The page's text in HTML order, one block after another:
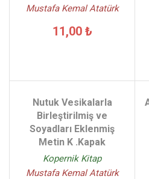
Mustafa Kemal Atatürk
11,00 ₺
Nutuk Vesikalarla
Birleştirilmiş ve
Soyadları Eklenmiş
Metin K .Kapak
Kopernik Kitap
Mustafa Kemal Atatürk